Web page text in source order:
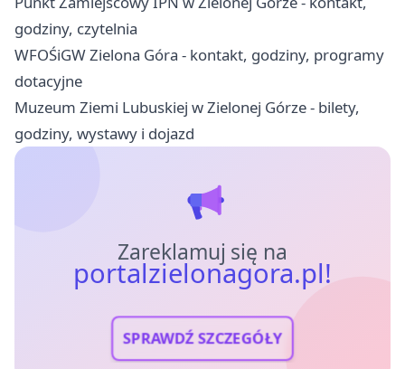
godziny, czytelnia
WFOŚiGW Zielona Góra - kontakt, godziny, programy
dotacyjne
Muzeum Ziemi Lubuskiej w Zielonej Górze - bilety,
godziny, wystawy i dojazd
Zareklamuj się na
portalzielonagora.pl!
SPRAWDŹ SZCZEGÓŁY